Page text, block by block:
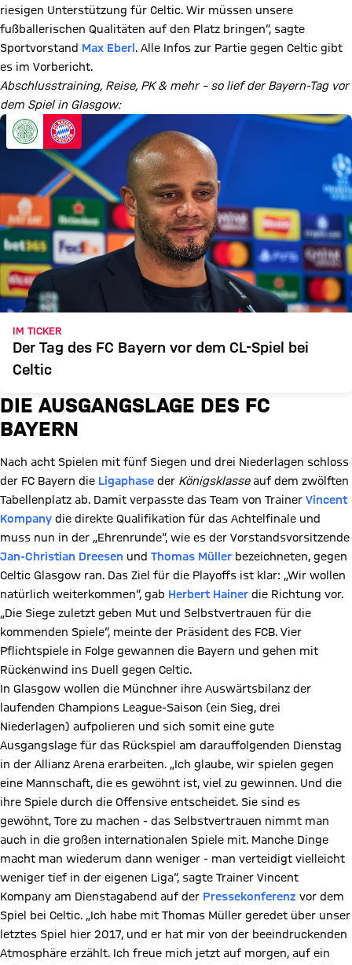
riesigen Unterstützung für Celtic. Wir müssen unsere
fußballerischen Qualitäten auf den Platz bringen“, sagte
Sportvorstand Max Eberl . Alle Infos zur Partie gegen Celtic gibt
es im Vorbericht.
Abschlusstraining, Reise, PK & mehr – so lief der Bayern-Tag vor
dem Spiel in Glasgow:
IM TICKER
Der Tag des FC Bayern vor dem CL-Spiel bei
Celtic
DIE AUSGANGSLAGE DES FC
BAYERN
Nach acht Spielen mit fünf Siegen und drei Niederlagen schloss
der FC Bayern die Ligaphase der Königsklasseauf dem zwölften
Tabellenplatz ab. Damit verpasste das Team von Trainer Vincent
Kompany die direkte Qualifikation für das Achtelfinale und
muss nun in der „Ehrenrunde“, wie es der Vorstandsvorsitzende
Jan-Christian Dreesen und Thomas Müller bezeichneten, gegen
Celtic Glasgow ran. Das Ziel für die Playoffs ist klar: „Wir wollen
natürlich weiterkommen“, gab Herbert Hainer die Richtung vor.
„Die Siege zuletzt geben Mut und Selbstvertrauen für die
kommenden Spiele“, meinte der Präsident des FCB. Vier
Pflichtspiele in Folge gewannen die Bayern und gehen mit
Rückenwind ins Duell gegen Celtic.
In Glasgow wollen die Münchner ihre Auswärtsbilanz der
laufenden Champions League-Saison (ein Sieg, drei
Niederlagen) aufpolieren und sich somit eine gute
Ausgangslage für das Rückspiel am darauffolgenden Dienstag
in der Allianz Arena erarbeiten. „Ich glaube, wir spielen gegen
eine Mannschaft, die es gewöhnt ist, viel zu gewinnen. Und die
ihre Spiele durch die Offensive entscheidet. Sie sind es
gewöhnt, Tore zu machen - das Selbstvertrauen nimmt man
auch in die großen internationalen Spiele mit. Manche Dinge
macht man wiederum dann weniger - man verteidigt vielleicht
weniger tief in der eigenen Liga“, sagte Trainer Vincent
Kompany am Dienstagabend auf der Pressekonferenz vor dem
Spiel bei Celtic. „Ich habe mit Thomas Müller geredet über unser
letztes Spiel hier 2017, und er hat mir von der beeindruckenden
Atmosphäre erzählt. Ich freue mich jetzt auf morgen, auf ein